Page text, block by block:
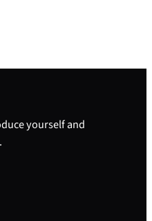
yourself and